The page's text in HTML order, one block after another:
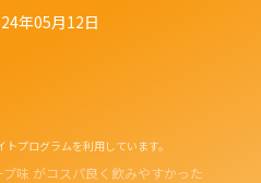
年05月12日
プログラムを利用しています。
プ味 がコスパ良く飲みやすかった